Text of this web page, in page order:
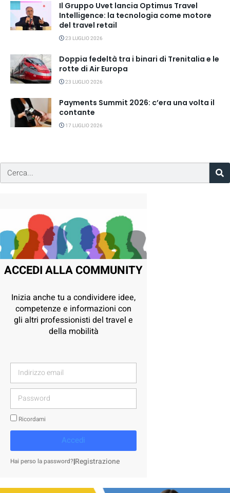
Il Gruppo Uvet lancia Optimus Travel
Intelligence: la tecnologia come motore
del travel retail
23 LUGLIO 2026
Doppia fedeltà tra i binari di Trenitalia e le
rotte di Air Europa
23 LUGLIO 2026
Payments Summit 2026: c’era una volta il
contante
17 LUGLIO 2026
ACCEDI ALLA COMMUNITY
Inizia anche tu a condividere idee,
competenze e informazioni con
gli altri professionisti del travel e
della mobilità
Ricordami
Accedi
Hai perso la password?|Registrazione